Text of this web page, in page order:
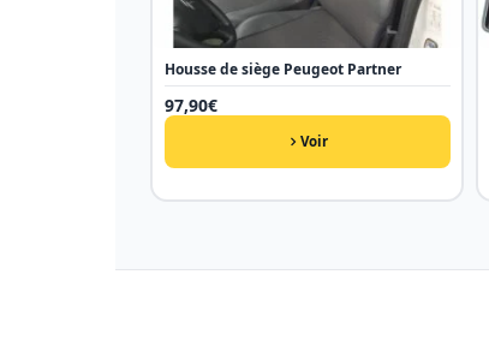
Housse de siège Peugeot Partner
97,90€
Voir